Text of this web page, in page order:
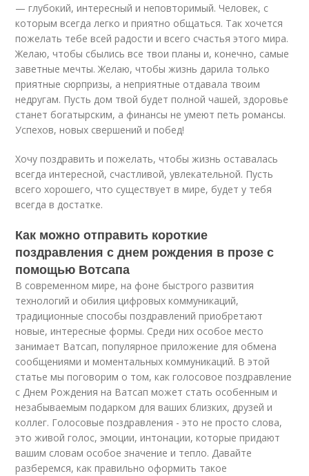
— глубокий, интересный и неповторимый. Человек, с
которым всегда легко и приятно общаться. Так хочется
пожелать тебе всей радости и всего счастья этого мира.
Желаю, чтобы сбылись все твои планы и, конечно, самые
заветные мечты. Желаю, чтобы жизнь дарила только
приятные сюрпризы, а неприятные отдавала твоим
недругам. Пусть дом твой будет полной чашей, здоровье
станет богатырским, а финансы не умеют петь романсы.
Успехов, новых свершений и побед!
Хочу поздравить и пожелать, чтобы жизнь оставалась
всегда интересной, счастливой, увлекательной. Пусть
всего хорошего, что существует в мире, будет у тебя
всегда в достатке.
Как можно отправить короткие
поздравления с днем рождения в прозе с
помощью Вотсапа
В современном мире, на фоне быстрого развития
технологий и обилия цифровых коммуникаций,
традиционные способы поздравлений приобретают
новые, интересные формы. Среди них особое место
занимает Ватсап, популярное приложение для обмена
сообщениями и моментальных коммуникаций. В этой
статье мы поговорим о том, как голосовое поздравление
с Днем Рождения на Ватсап может стать особенным и
незабываемым подарком для ваших близких, друзей и
коллег. Голосовые поздравления - это не просто слова,
это живой голос, эмоции, интонации, которые придают
вашим словам особое значение и тепло. Давайте
разберемся, как правильно оформить такое